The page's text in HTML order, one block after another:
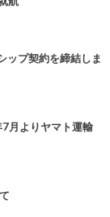
ップ契約を締結しま
月よりヤマト運輸